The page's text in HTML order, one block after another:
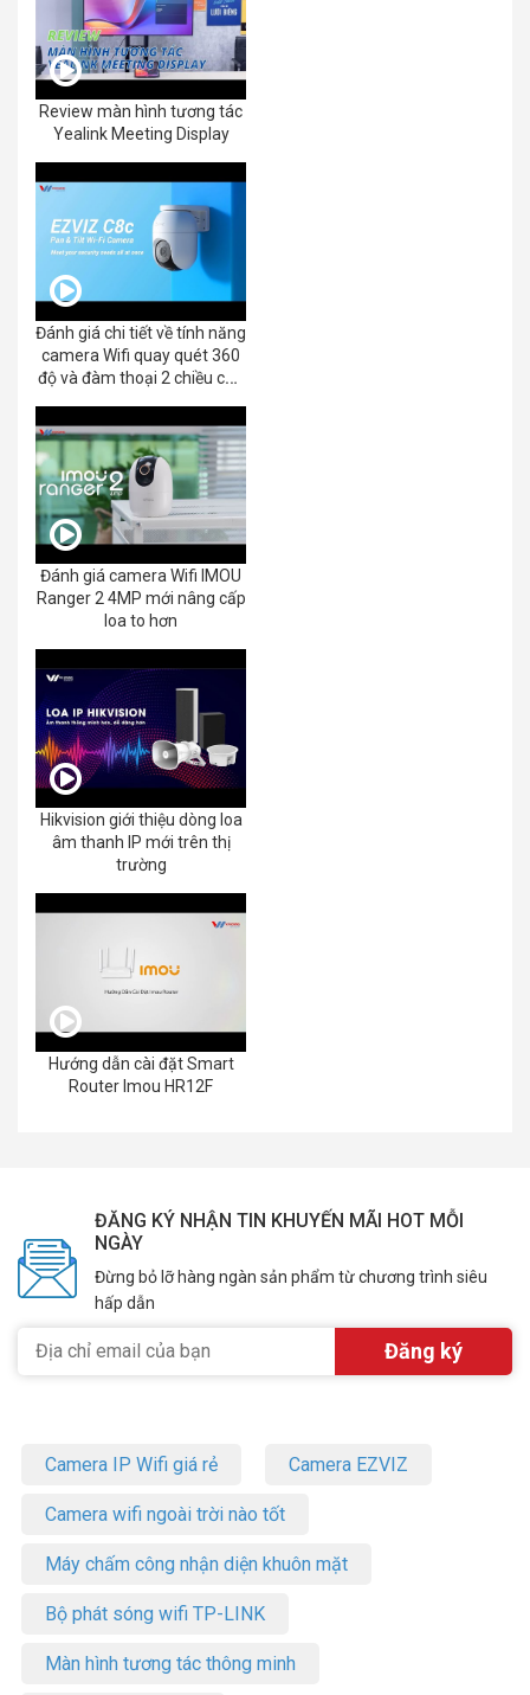
Review màn hình tương tác
Yealink Meeting Display
Đánh giá chi tiết về tính năng
camera Wifi quay quét 360
độ và đàm thoại 2 chiều của
Đánh giá camera Wifi IMOU
Ranger 2 4MP mới nâng cấp
loa to hơn
Hikvision giới thiệu dòng loa
âm thanh IP mới trên thị
trường
Hướng dẫn cài đặt Smart
Router Imou HR12F
ĐĂNG KÝ NHẬN TIN KHUYẾN MÃI HOT MỖI
NGÀY
Đừng bỏ lỡ hàng ngàn sản phẩm từ chương trình siêu
hấp dẫn
Camera IP Wifi giá rẻ Camera EZVIZ
Camera wifi ngoài trời nào tốt
Máy chấm công nhận diện khuôn mặt
Bộ phát sóng wifi TP-LINK
Màn hình tương tác thông minh